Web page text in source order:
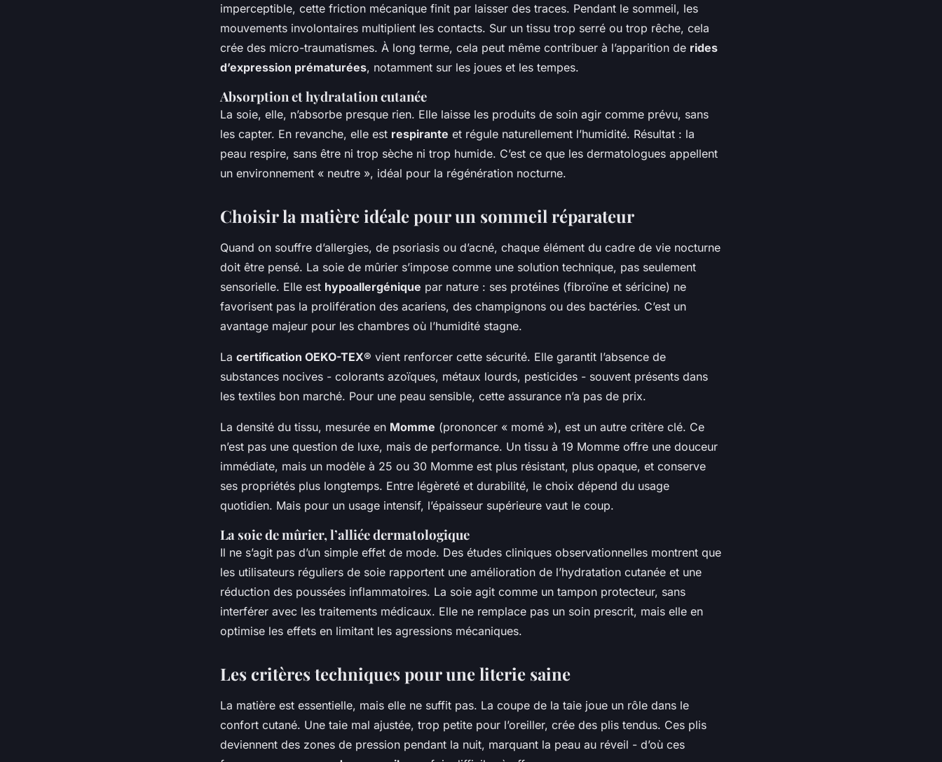
imperceptible, cette friction mécanique finit par laisser des traces. Pendant le sommeil, les
mouvements involontaires multiplient les contacts. Sur un tissu trop serré ou trop rêche, cela
crée des micro-traumatismes. À long terme, cela peut même contribuer à l’apparition de rides
d’expression prématurées, notamment sur les joues et les tempes.
Absorption et hydratation cutanée
La soie, elle, n’absorbe presque rien. Elle laisse les produits de soin agir comme prévu, sans
les capter. En revanche, elle est respirante et régule naturellement l’humidité. Résultat : la
peau respire, sans être ni trop sèche ni trop humide. C’est ce que les dermatologues appellent
un environnement « neutre », idéal pour la régénération nocturne.
Choisir la matière idéale pour un sommeil réparateur
Quand on souffre d’allergies, de psoriasis ou d’acné, chaque élément du cadre de vie nocturne
doit être pensé. La soie de mûrier s’impose comme une solution technique, pas seulement
sensorielle. Elle est hypoallergénique par nature : ses protéines (fibroïne et séricine) ne
favorisent pas la prolifération des acariens, des champignons ou des bactéries. C’est un
avantage majeur pour les chambres où l’humidité stagne.
La certification OEKO-TEX® vient renforcer cette sécurité. Elle garantit l’absence de
substances nocives - colorants azoïques, métaux lourds, pesticides - souvent présents dans
les textiles bon marché. Pour une peau sensible, cette assurance n’a pas de prix.
La densité du tissu, mesurée en Momme (prononcer « momé »), est un autre critère clé. Ce
n’est pas une question de luxe, mais de performance. Un tissu à 19 Momme offre une douceur
immédiate, mais un modèle à 25 ou 30 Momme est plus résistant, plus opaque, et conserve
ses propriétés plus longtemps. Entre légèreté et durabilité, le choix dépend du usage
quotidien. Mais pour un usage intensif, l’épaisseur supérieure vaut le coup.
La soie de mûrier, l’alliée dermatologique
Il ne s’agit pas d’un simple effet de mode. Des études cliniques observationnelles montrent que
les utilisateurs réguliers de soie rapportent une amélioration de l’hydratation cutanée et une
réduction des poussées inflammatoires. La soie agit comme un tampon protecteur, sans
interférer avec les traitements médicaux. Elle ne remplace pas un soin prescrit, mais elle en
optimise les effets en limitant les agressions mécaniques.
Les critères techniques pour une literie saine
La matière est essentielle, mais elle ne suffit pas. La coupe de la taie joue un rôle dans le
confort cutané. Une taie mal ajustée, trop petite pour l’oreiller, crée des plis tendus. Ces plis
deviennent des zones de pression pendant la nuit, marquant la peau au réveil - d’où ces